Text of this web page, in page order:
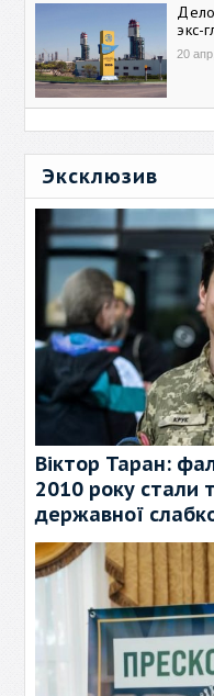
экс-
20
Эксклюзив
Віктор Таран:
2010 року стали
державної